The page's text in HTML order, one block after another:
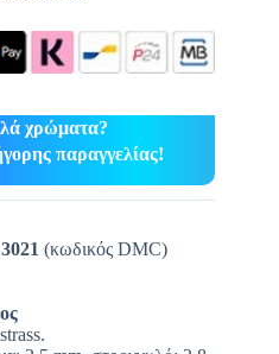
χρώματα?
παραγγελίας!
(κωδικός DMC)